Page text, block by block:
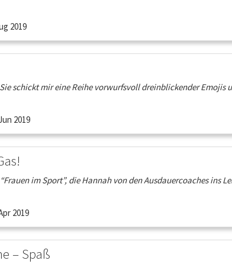
2019
schickt mir eine Reihe vorwurfsvoll dreinblickender
2019
im Sport”, die Hannah von den Ausdauercoaches ins
2019
– Spaß